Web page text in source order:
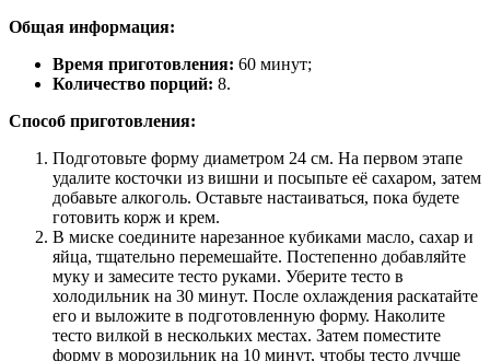
Общая информация:
Время приготовления: 60 минут;
Количество порций: 8.
Способ приготовления:
Подготовьте форму диаметром 24 см. На первом этапе
удалите косточки из вишни и посыпьте её сахаром, затем
добавьте алкоголь. Оставьте настаиваться, пока будете
готовить корж и крем.
В миске соедините нарезанное кубиками масло, сахар и
яйца, тщательно перемешайте. Постепенно добавляйте
муку и замесите тесто руками. Уберите тесто в
холодильник на 30 минут. После охлаждения раскатайте
его и выложите в подготовленную форму. Наколите
тесто вилкой в нескольких местах. Затем поместите
форму в морозильник на 10 минут, чтобы тесто лучше